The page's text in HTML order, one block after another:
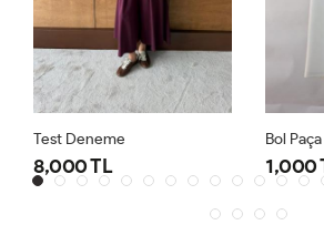
Test Deneme
8,000 TL
Bol
1,000